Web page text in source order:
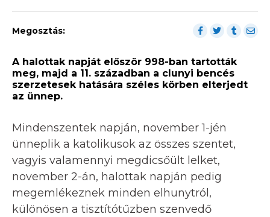
Megosztás:
A halottak napját először 998-ban tartották
meg, majd a 11. században a clunyi bencés
szerzetesek hatására széles körben elterjedt
az ünnep.
Mindenszentek napján, november 1-jén
ünneplik a katolikusok az összes szentet,
vagyis valamennyi megdicsőült lelket,
november 2-án, halottak napján pedig
megemlékeznek minden elhunytról,
különösen a tisztítótűzben szenvedő